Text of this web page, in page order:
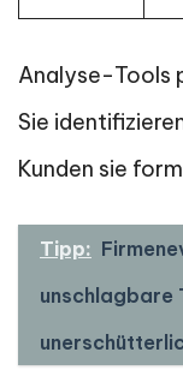
Analyse-Tools
Sie
Kunden sie
Tipp:
unschlagbare